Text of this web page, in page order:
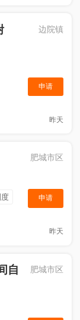
边院镇
申请
昨天
肥城市区
申请
昨天
自
肥城市区